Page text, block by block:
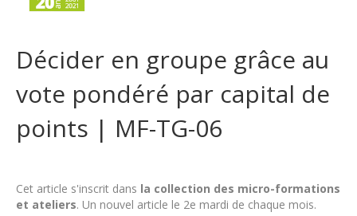
Décider en groupe grâce au
vote pondéré par capital de
points | MF-TG-06
Cet article s'inscrit dans la collection des micro-formations
et ateliers. Un nouvel article le 2e mardi de chaque mois.